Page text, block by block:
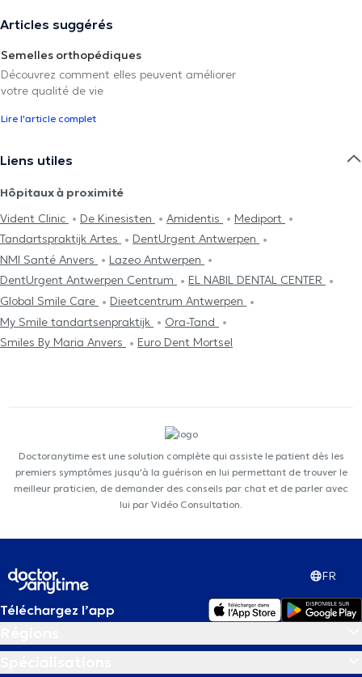
Articles suggérés
Semelles orthopédiques
Découvrez comment elles peuvent améliorer
votre qualité de vie
Lire l'article complet
Liens utiles
Hôpitaux à proximité
Vident Clinic
De Kinesisten Amidentis
Mediport
Tandartspraktijk Artes
DentUrgent Antwerpen
NMI Santé Anvers
Lazeo Antwerpen
DentUrgent Antwerpen Centrum
EL NABIL DENTAL CENTER
Global Smile Care
Dieetcentrum Antwerpen
My Smile tandartsenpraktijk
Ora-Tand
Smiles By Maria Anvers
Euro Dent Mortsel
Doctoranytime est une solution complète qui assiste le patient dès les
premiers symptômes jusqu'à la guérison en lui permettant de trouver le
meilleur praticien, de demander des conseils par chat et de parler avec
lui par Vidéo Consultation.
FR
Téléchargez l’app